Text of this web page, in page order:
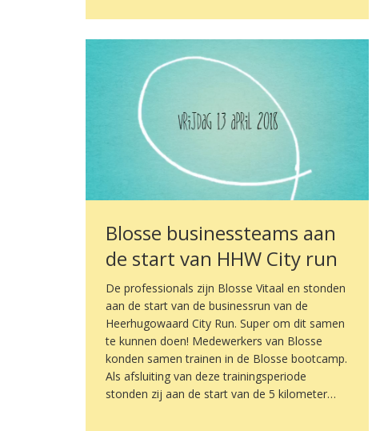
Blosse businessteams aan
de start van HHW City run
De professionals zijn Blosse Vitaal en stonden
aan de start van de businessrun van de
Heerhugowaard City Run. Super om dit samen
te kunnen doen! Medewerkers van Blosse
konden samen trainen in de Blosse bootcamp.
Als afsluiting van deze trainingsperiode
stonden zij aan de start van de 5 kilometer…